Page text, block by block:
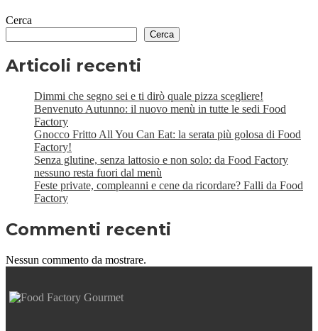
Cerca
Cerca
Articoli recenti
Dimmi che segno sei e ti dirò quale pizza scegliere!
Benvenuto Autunno: il nuovo menù in tutte le sedi Food
Factory
Gnocco Fritto All You Can Eat: la serata più golosa di Food
Factory!
Senza glutine, senza lattosio e non solo: da Food Factory
nessuno resta fuori dal menù
Feste private, compleanni e cene da ricordare? Falli da Food
Factory
Commenti recenti
Nessun commento da mostrare.